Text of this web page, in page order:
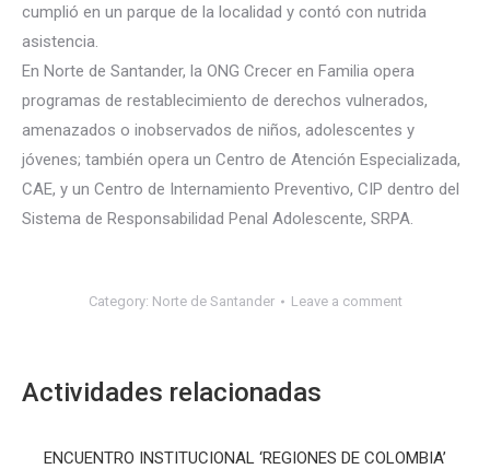
cumplió en un parque de la localidad y contó con nutrida
asistencia.
En Norte de Santander, la ONG Crecer en Familia opera
programas de restablecimiento de derechos vulnerados,
amenazados o inobservados de niños, adolescentes y
jóvenes; también opera un Centro de Atención Especializada,
CAE, y un Centro de Internamiento Preventivo, CIP dentro del
Sistema de Responsabilidad Penal Adolescente, SRPA.
Category: Norte de Santander Leave a comment
Actividades relacionadas
ENCUENTRO INSTITUCIONAL ‘REGIONES DE COLOMBIA’